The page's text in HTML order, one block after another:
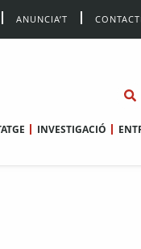
ANUNCIA’T
INVESTIGACIÓ